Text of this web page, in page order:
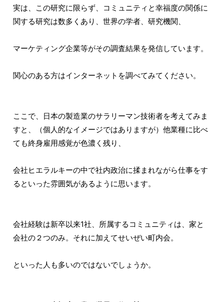
実は、この研究に限らず、コミュニティと幸福度の関係に
関する研究は数多くあり、世界の学者、研究機関、
マーケティング企業等がその調査結果を発信しています。
関心のある方はインターネットを調べてみてください。
ここで、日本の製造業のサラリーマン技術者を考えてみま
すと、（個人的なイメージではありますが）他業種に比べ
ても終身雇用感覚が色濃く残り、
会社ヒエラルキーの中で社内政治に揉まれながら仕事をす
るといった雰囲気があるように思います。
会社経験は新卒以来1社、所属するコミュニティは、家と
会社の２つのみ。それに加えてせいぜい町内会。
といった人も多いのではないでしょうか。